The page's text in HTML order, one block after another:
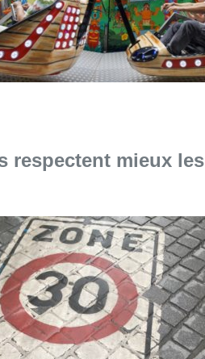
l'article "Les Bruxellois
interpellés après un